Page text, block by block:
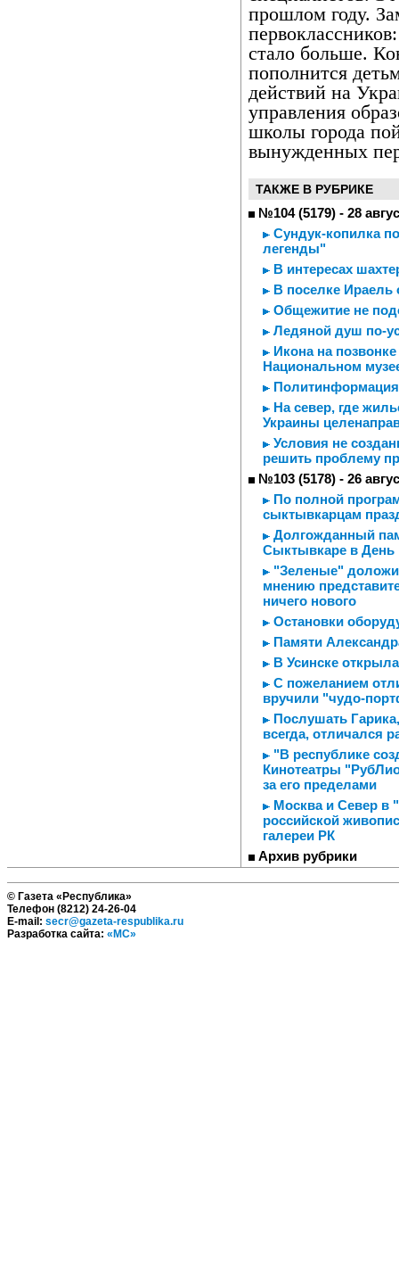
прошлом году.
стало больше.
пополнится
действий на
управления
школы города
вынужденных
ТАКЖЕ В РУБРИКЕ
№104 (5179) - 28
Сундук-копилка
легенды"
В интересах
В поселке Ираель
Общежитие не
Ледяной душ по-
Икона на
Национальном
На север, где
Украины
Условия не
решить проблему
№103 (5178) - 26
По полной
сыктывкарцам
Долгожданный
Сыктывкаре в День
"Зеленые"
мнению
ничего нового
Остановки
Памяти
В Усинске
С пожеланием
вручили "чудо-
Послушать
всегда, отличался
"В республике
Кинотеатры
за его пределами
Москва и Север в
российской
галереи РК
Архив рубрики
© Газета «Республика»
Телефон (8212) 24-26-04
E-mail: secr@gazeta-respublika.ru
Разработка сайта: «МС»